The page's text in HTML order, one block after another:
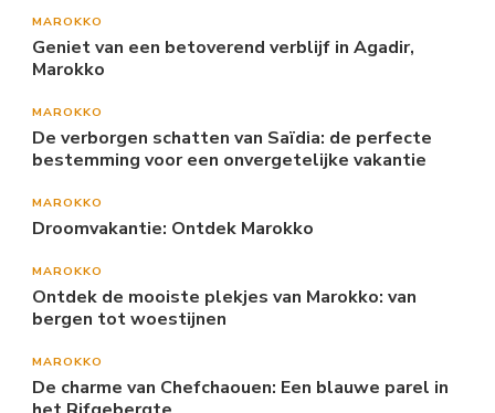
MAROKKO
Geniet van een betoverend verblijf in Agadir,
Marokko
MAROKKO
De verborgen schatten van Saïdia: de perfecte
bestemming voor een onvergetelijke vakantie
MAROKKO
Droomvakantie: Ontdek Marokko
MAROKKO
Ontdek de mooiste plekjes van Marokko: van
bergen tot woestijnen
MAROKKO
De charme van Chefchaouen: Een blauwe parel in